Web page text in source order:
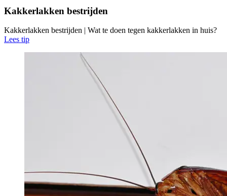
Kakkerlakken bestrijden
Kakkerlakken bestrijden | Wat te doen tegen kakkerlakken in huis?
Lees tip